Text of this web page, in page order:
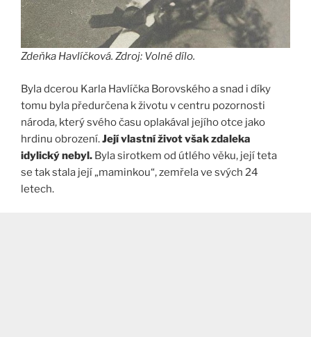
Zdeňka Havlíčková. Zdroj: Volné dílo.
Byla dcerou Karla Havlíčka Borovského a snad i díky
tomu byla předurčena k životu v centru pozornosti
národa, který svého času oplakával jejího otce jako
hrdinu obrození.Její vlastní život však zdaleka
idylický nebyl. Byla sirotkem od útlého věku, její teta
se tak stala její „maminkou“, zemřela ve svých 24
letech.